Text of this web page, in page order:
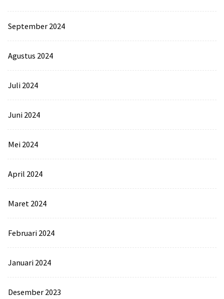
September 2024
Agustus 2024
Juli 2024
Juni 2024
Mei 2024
April 2024
Maret 2024
Februari 2024
Januari 2024
Desember 2023